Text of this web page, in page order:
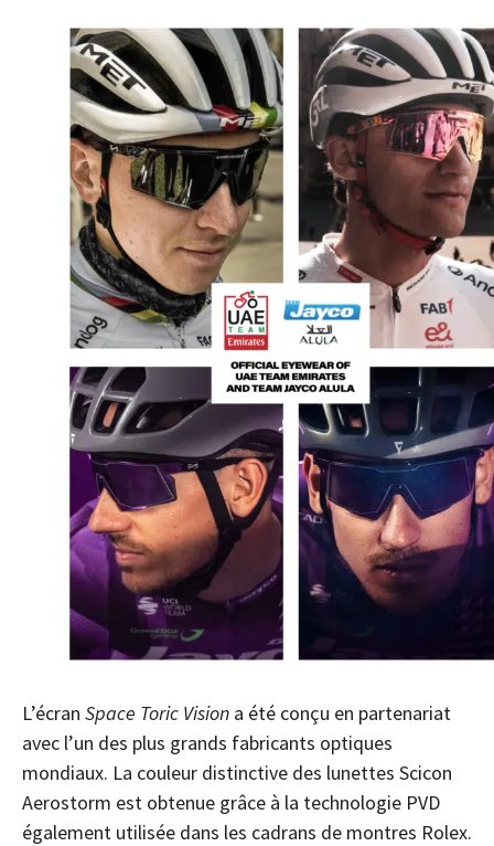
L’écran Space Toric Vision a été conçu en partenariat
avec l’un des plus grands fabricants optiques
mondiaux. La couleur distinctive des lunettes Scicon
Aerostorm est obtenue grâce à la technologie PVD
également utilisée dans les cadrans de montres Rolex.